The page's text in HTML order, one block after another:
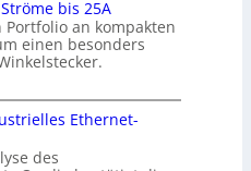
bis 25A
an kompakten
einen besonders
Ethernet-
des